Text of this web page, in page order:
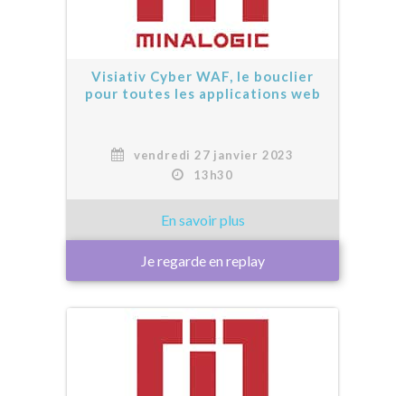
Visiativ Cyber WAF, le bouclier
pour toutes les applications web
vendredi 27 janvier 2023
13h30
Je regarde en replay